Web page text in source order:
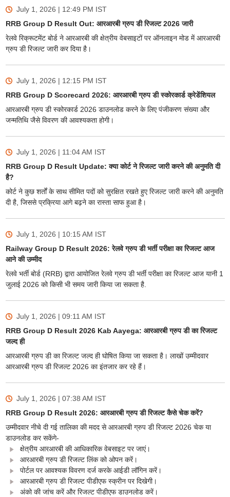
July 1, 2026 | 12:49 PM IST
RRB Group D Result Out: आरआरबी ग्रुप डी रिजल्ट 2026 जारी
रेलवे रिक्रूटमेंट बोर्ड ने आरआरबी की क्षेत्रीय वेबसाइटों पर ऑनलाइन मोड में आरआरबी
ग्रुप डी रिजल्ट जारी कर दिया है।
July 1, 2026 | 12:15 PM IST
RRB Group D Scorecard 2026: आरआरबी ग्रुप डी स्कोरकार्ड क्रेडेंशियल
आरआरबी ग्रुप डी स्कोरकार्ड 2026 डाउनलोड करने के लिए पंजीकरण संख्या और
जन्मतिथि जैसे विवरण की आवश्यकता होगी।
July 1, 2026 | 11:04 AM IST
RRB Group D Result Update: क्या कोर्ट ने रिजल्ट जारी करने की अनुमति दी
है?
कोर्ट ने कुछ शर्तों के साथ सीमित पदों को सुरक्षित रखते हुए रिजल्ट जारी करने की अनुमति
दी है, जिससे प्रक्रिया आगे बढ़ने का रास्ता साफ हुआ है।
July 1, 2026 | 10:15 AM IST
Railway Group D Result 2026: रेलवे ग्रुप डी भर्ती परीक्षा का रिजल्ट आज
आने की उम्मीद
रेलवे भर्ती बोर्ड (RRB) द्वारा आयोजित रेलवे ग्रुप डी भर्ती परीक्षा का रिजल्ट आज यानी 1
जुलाई 2026 को किसी भी समय जारी किया जा सकता है.
July 1, 2026 | 09:11 AM IST
RRB Group D Result 2026 Kab Aayega: आरआरबी ग्रुप डी का रिजल्ट
जल्द ही
आरआरबी ग्रुप डी का रिजल्ट जल्द ही घोषित किया जा सकता है। लाखों उम्मीदवार
आरआरबी ग्रुप डी रिजल्ट 2026 का इंतजार कर रहे हैं।
July 1, 2026 | 07:38 AM IST
RRB Group D Result 2026: आरआरबी ग्रुप डी रिजल्ट कैसे चेक करें?
उम्मीदवार नीचे दी गई तालिका की मदद से आरआरबी ग्रुप डी रिजल्ट 2026 चेक या
डाउनलोड कर सकेंगे-
क्षेत्रीय आरआरबी की आधिकारिक वेबसाइट पर जाएं।
आरआरबी ग्रुप डी रिजल्ट लिंक को ओपन करें।
पोर्टल पर आवश्यक विवरण दर्ज करके आईडी लॉगिन करें।
आरआरबी ग्रुप डी रिजल्ट पीडीएफ स्क्रीन पर दिखेगी।
अंको की जांच करें और रिजल्ट पीडीएफ डाउनलोड करें।